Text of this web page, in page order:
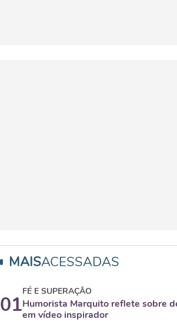
MAISACESSADAS
01
FÉ E SUPERAÇÃO
Humorista Marquito reflete sobre
em vídeo inspirador